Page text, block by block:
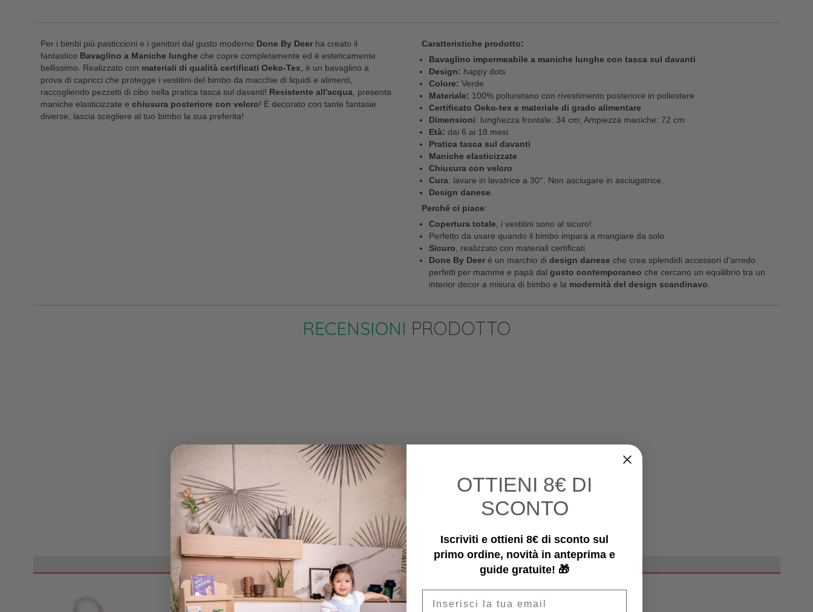
Per i bimbi più pasticcioni e i genitori dal gusto moderno Done By Deer ha creato il
fantastico Bavaglino a Maniche lunghe che copre completamente ed è esteticamente
bellissimo. Realizzato con materiali di qualità certificati Oeko-Tex, è un bavaglino a
prova di capricci che protegge i vestitini del bimbo da macchie di liquidi e alimenti,
raccogliendo pezzetti di cibo nella pratica tasca sul davanti! Resistente all'acqua, presenta
maniche elasticizzate e chiusura posteriore con velcro! È decorato con tante fantasie
diverse, lascia scegliere al tuo bimbo la sua preferita!
Caratteristiche prodotto:
Bavaglino impermeabile a maniche lunghe con tasca sul davanti
Design: happy dots
Colore: Verde
Materiale: 100% poliuretano con rivestimento posteriore in poliestere
Certificato Oeko-tex e materiale di grado alimentare
Dimensioni: lunghezza frontale: 34 cm; Ampiezza maniche: 72 cm
Età: dai 6 ai 18 mesi
Pratica tasca sul davanti
Maniche elasticizzate
Chiusura con velcro
Cura: lavare in lavatrice a 30°. Non asciugare in asciugatrice.
Design danese.
Perché ci piace:
Copertura totale, i vestitini sono al sicuro!
Perfetto da usare quando il bimbo impara a mangiare da solo
Sicuro, realizzato con materiali certificati
Done By Deer è un marchio di design danese che crea splendidi accessori d'arredo
perfetti per mamme e papà dal gusto contemporaneo che cercano un equilibrio tra un
interior decor a misura di bimbo e la modernità del design scandinavo.
RECENSIONI PRODOTTO
PRODOTTI SIMILI
OTTIENI 8€ DI
SCONTO
Iscriviti e ottieni 8€ di sconto sul
primo ordine, novità in anteprima e
guide gratuite! 🎁